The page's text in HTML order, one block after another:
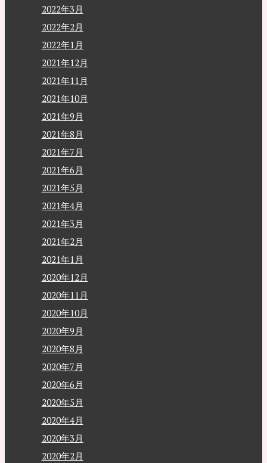
2022年3月
2022年2月
2022年1月
2021年12月
2021年11月
2021年10月
2021年9月
2021年8月
2021年7月
2021年6月
2021年5月
2021年4月
2021年3月
2021年2月
2021年1月
2020年12月
2020年11月
2020年10月
2020年9月
2020年8月
2020年7月
2020年6月
2020年5月
2020年4月
2020年3月
2020年2月